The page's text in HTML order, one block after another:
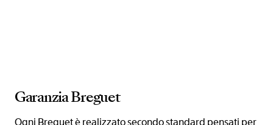
Garanzia Breguet
Ogni Breguet è realizzato secondo standard pensati per